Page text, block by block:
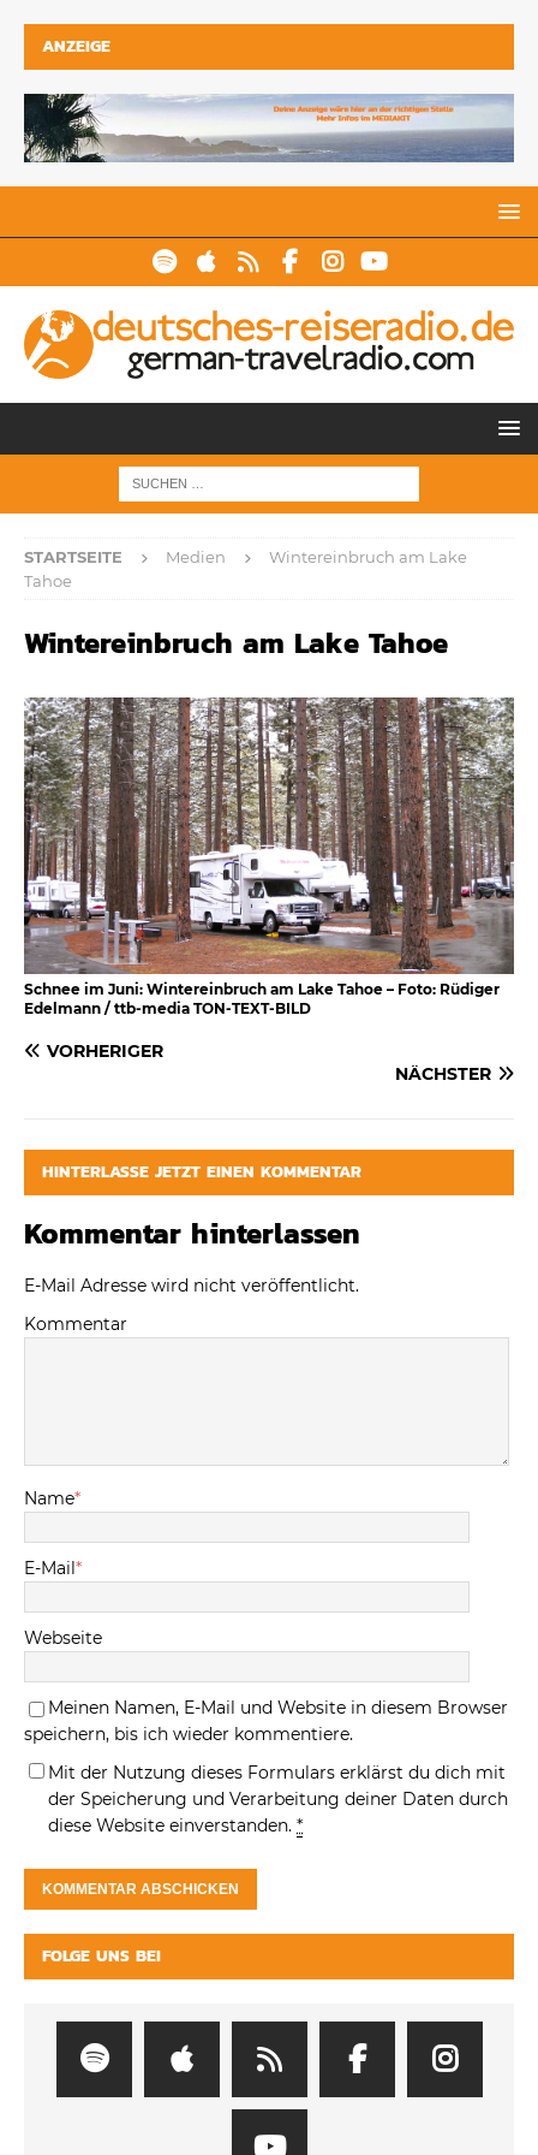
ANZEIGE
STARTSEITE Medien
Wintereinbruch am Lake
Tahoe
Wintereinbruch am Lake Tahoe
Schnee im Juni: Wintereinbruch am Lake Tahoe – Foto: Rüdiger
Edelmann / ttb-media TON-TEXT-BILD
VORHERIGER
NÄCHSTER
HINTERLASSE JETZT EINEN KOMMENTAR
Kommentar hinterlassen
E-Mail Adresse wird nicht veröffentlicht.
Kommentar
Name*
E-Mail*
Webseite
Meinen Namen, E-Mail und Website in diesem Browser
speichern, bis ich wieder kommentiere.
Mit der Nutzung dieses Formulars erklärst du dich mit
der Speicherung und Verarbeitung deiner Daten durch
diese Website einverstanden. *
FOLGE UNS BEI